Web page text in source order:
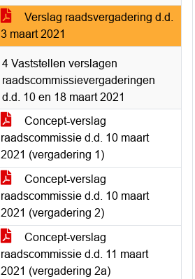
Verslag raadsvergadering d.d.
3 maart 2021
4 Vaststellen verslagen
raadscommissievergaderingen
d.d. 10 en 18 maart 2021
Concept-verslag
raadscommissie d.d. 10 maart
2021 (vergadering 1)
Concept-verslag
raadscommissie d.d. 10 maart
2021 (vergadering 2)
Concept-verslag
raadscommissie d.d. 11 maart
2021 (vergadering 2a)